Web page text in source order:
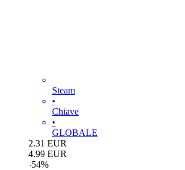
Steam
•
Chiave
•
GLOBALE
2.31 EUR
4.99 EUR
-54%